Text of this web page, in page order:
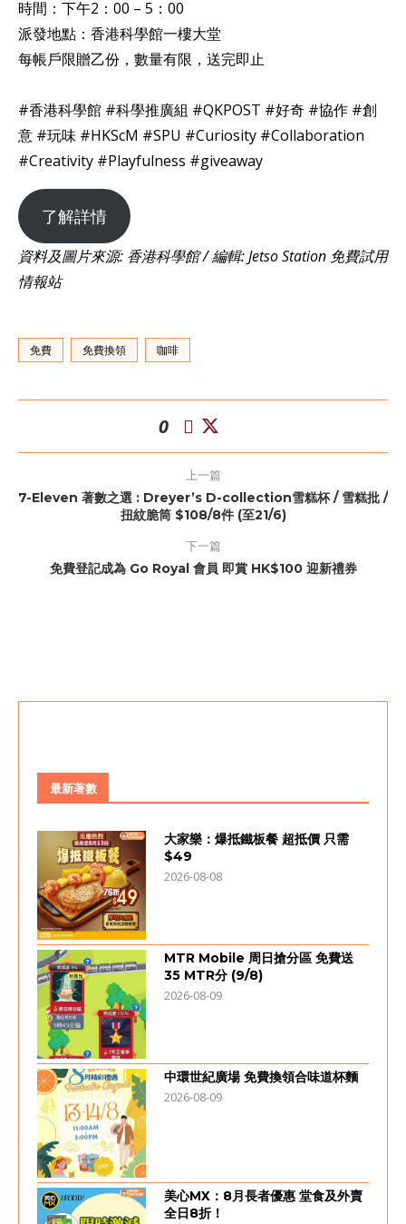
時間：下午2：00 – 5：00
派發地點：香港科學館一樓大堂
每帳戶限贈乙份，數量有限，送完即止
#香港科學館 #科學推廣組 #QKPOST #好奇 #協作 #創
意 #玩味 #HKScM #SPU #Curiosity #Collaboration
#Creativity #Playfulness #giveaway
了解詳情
資料及圖片來源: 香港科學館 / 編輯: Jetso Station 免費試用
情報站
免費 免費換領 咖啡
0
上一篇
7-Eleven 著數之選 : Dreyer’s D-collection雪糕杯 / 雪糕批 /
扭紋脆筒 $108/8件 (至21/6)
下一篇
免費登記成為 Go Royal 會員 即賞 HK$100 迎新禮券
最新著數
大家樂：爆抵鐵板餐 超抵價 只需
$49
2026-08-08
MTR Mobile 周日搶分區 免費送
35 MTR分 (9/8)
2026-08-09
中環世紀廣場 免費換領合味道杯麵
2026-08-09
美心MX：8月長者優惠 堂食及外賣
全日8折！